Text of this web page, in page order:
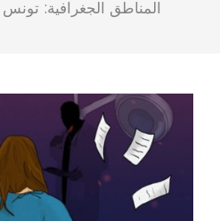
الاجتماعية
المناطق الجغرافية: تونس